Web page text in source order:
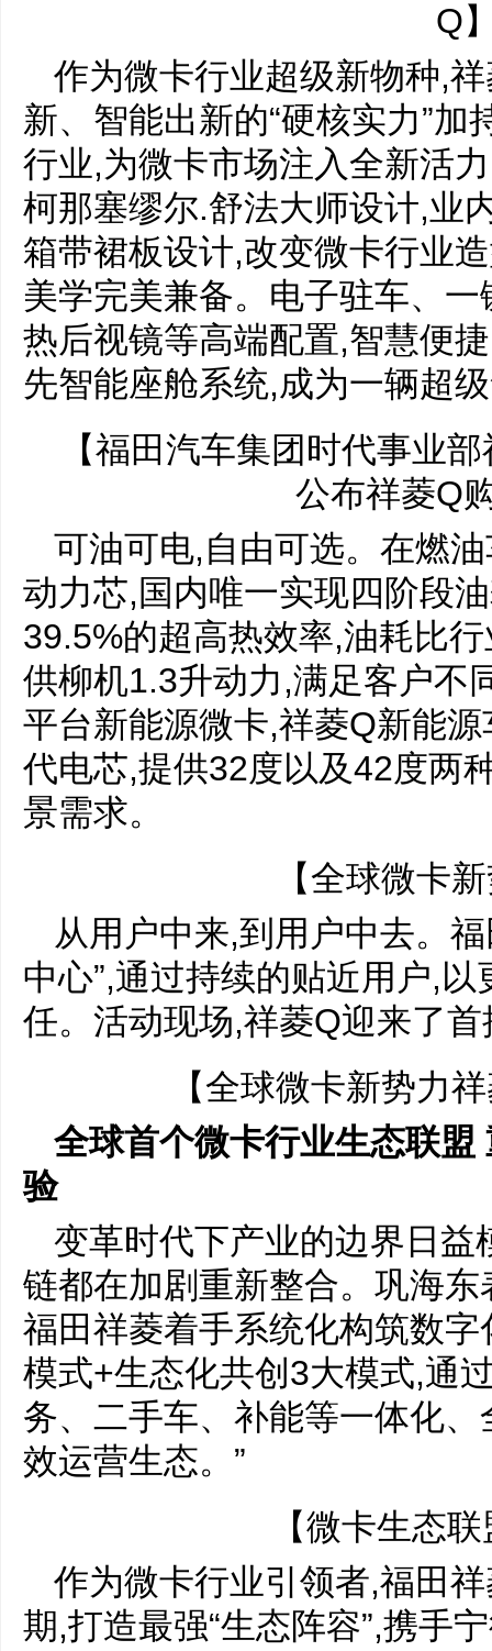
Q
作为微卡行业超级新物种,
新、智能出新的“硬核实力”
行业,为微卡市场注入全新活
柯那塞缪尔.舒法大师设计,业
箱带裙板设计,改变微卡行业
美学完美兼备。电子驻车、
热后视镜等高端配置,智慧便
先智能座舱系统,成为一辆超
【福田汽车集团时代事业
公布祥菱Q
可油可电,自由可选。在燃
动力芯,国内唯一实现四阶段
39.5%的超高热效率,油耗比
供柳机1.3升动力,满足客户不
平台新能源微卡,祥菱Q新能
代电芯,提供32度以及42度两
景需求。
【全球微卡
从用户中来,到用户中去。
中心”,通过持续的贴近用户,
任。活动现场,祥菱Q迎来了
【全球微卡新势力
全球首个微卡行业生态联盟
验
变革时代下产业的边界日
链都在加剧重新整合。巩海
福田祥菱着手系统化构筑数
模式+生态化共创3大模式,通
务、二手车、补能等一体化
效运营生态。”
【微卡生态
作为微卡行业引领者,福田
期,打造最强“生态阵容”,携手